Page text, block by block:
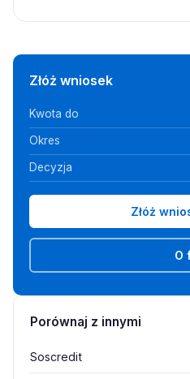
Złóż wniosek
Kwota do
Okres
Decyzja
Złóż
O
Porównaj z innymi
Soscredit